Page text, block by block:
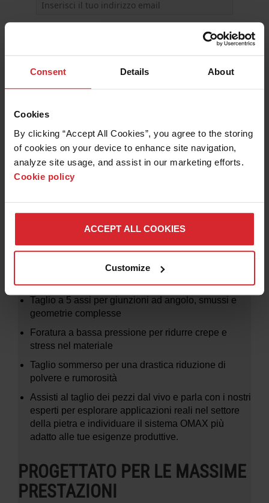
Consent Details About
Cookies
By clicking “Accept All Cookies”, you agree to the storing
of cookies on your device to enhance site navigation,
analyze site usage, and assist in our marketing efforts.
Cookie policy
ACCEPT ALL COOKIES
Customize
Informativa sulla Privacy
PERCHÉ OMAX È IDEALE PER
PIETRA E MARMO
Taglio a 5 assi per giunzioni ad angolo, smussi e
geometrie complesse
Foratura a bassa pressione per ridurre crepe e
stress nel materiale
Taglio sommerso per una drastica riduzione di
polvere e rumorosità
Assisti al taglio dei pezzi dal vivo e parla con i nostri
esperti per esplorare applicazioni reali nel settore
della pietra e individuare il sistema OMAX più
adatto alle tue esigenze produttive.
PROGETTATO PER LE MASSIME
PRESTAZIONI